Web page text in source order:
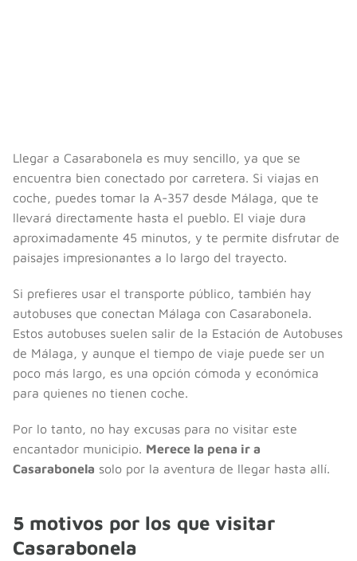
Llegar a Casarabonela es muy sencillo, ya que se
encuentra bien conectado por carretera. Si viajas en
coche, puedes tomar la A-357 desde Málaga, que te
llevará directamente hasta el pueblo. El viaje dura
aproximadamente 45 minutos, y te permite disfrutar de
paisajes impresionantes a lo largo del trayecto.
Si prefieres usar el transporte público, también hay
autobuses que conectan Málaga con Casarabonela.
Estos autobuses suelen salir de la Estación de Autobuses
de Málaga, y aunque el tiempo de viaje puede ser un
poco más largo, es una opción cómoda y económica
para quienes no tienen coche.
Por lo tanto, no hay excusas para no visitar este
encantador municipio. Merece la pena ir a
Casarabonela solo por la aventura de llegar hasta allí.
5 motivos por los que visitar
Casarabonela